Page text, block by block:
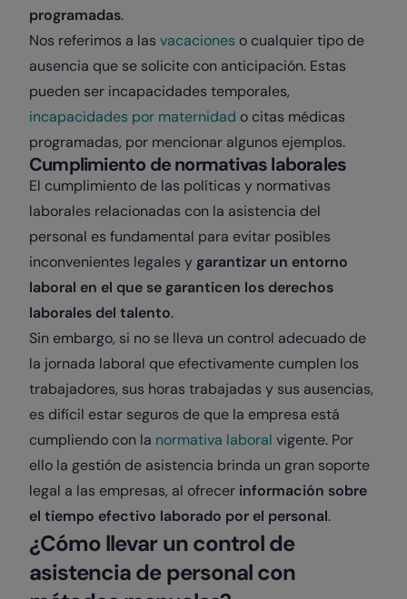
programadas.
Nos referimos a las vacaciones o cualquier tipo de
ausencia que se solicite con anticipación. Estas
pueden ser incapacidades temporales,
incapacidades por maternidad o citas médicas
programadas, por mencionar algunos ejemplos.
Cumplimiento de normativas laborales
El cumplimiento de las políticas y normativas
laborales relacionadas con la asistencia del
personal es fundamental para evitar posibles
inconvenientes legales y garantizar un entorno
laboral en el que se garanticen los derechos
laborales del talento.
Sin embargo, si no se lleva un control adecuado de
la jornada laboral que efectivamente cumplen los
trabajadores, sus horas trabajadas y sus ausencias,
es difícil estar seguros de que la empresa está
cumpliendo con la normativa laboral vigente. Por
ello la gestión de asistencia brinda un gran soporte
legal a las empresas, al ofrecer información sobre
el tiempo efectivo laborado por el personal.
¿Cómo llevar un control de
asistencia de personal con